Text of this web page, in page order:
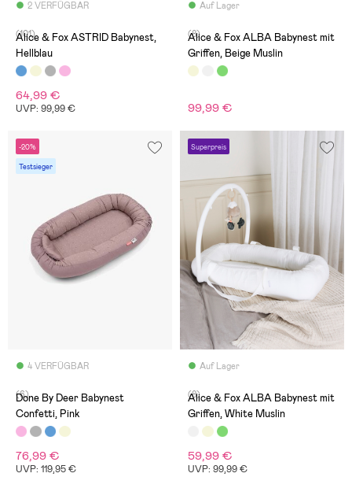
2 VERFÜGBAR
(101)
Alice & Fox ASTRID Babynest,
Hellblau
64,99 €
UVP: 99,99 €
Auf Lager
(8)
Alice & Fox ALBA Babynest mit
Griffen, Beige Muslin
99,99 €
-20%
Testsieger
4 VERFÜGBAR
(6)
Done By Deer Babynest
Confetti, Pink
76,99 €
UVP: 119,95 €
Superpreis
Auf Lager
(8)
Alice & Fox ALBA Babynest mit
Griffen, White Muslin
59,99 €
UVP: 99,99 €